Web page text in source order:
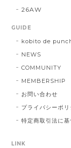
26AW
GUIDE
kobito de
NEWS
COMMUNITY
MEMBERSHIP
お問い合わせ
プライバシーポリ
特定商取引法に
LINK